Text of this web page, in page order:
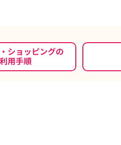
ショッピングの
利用手順